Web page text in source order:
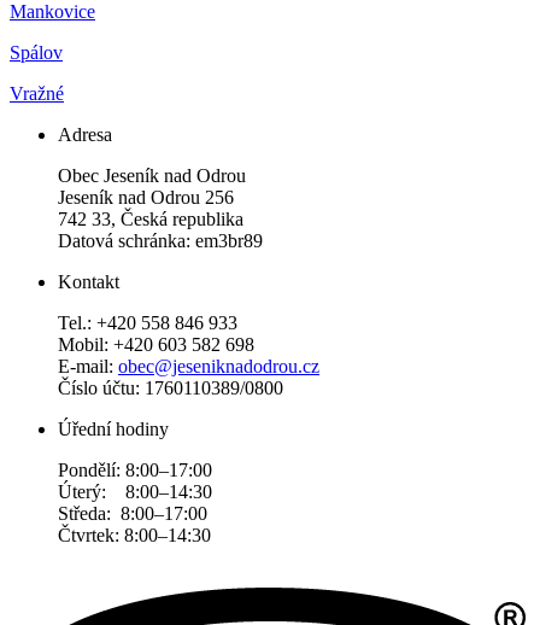
Mankovice
Spálov
Vražné
Adresa
Obec Jeseník nad Odrou
Jeseník nad Odrou 256
742 33, Česká republika
Datová schránka: em3br89
Kontakt
Tel.: +420 558 846 933
Mobil: +420 603 582 698
E-mail: obec@jeseniknadodrou.cz
Číslo účtu: 1760110389/0800
Úřední hodiny
Pondělí: 8:00–17:00
Úterý: 8:00–14:30
Středa: 8:00–17:00
Čtvrtek: 8:00–14:30